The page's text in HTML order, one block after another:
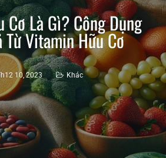
Là Gì? Công Dụng
Từ Vitamin Hữu Cơ
10, 2023 Khác